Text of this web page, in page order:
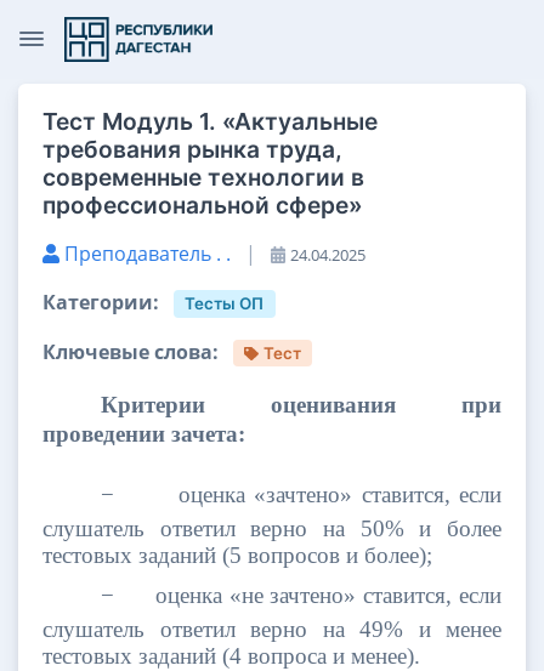
Тест Модуль 1. «Актуальные
требования рынка труда,
современные технологии в
профессиональной сфере»
Преподаватель . . | 24.04.2025
Категории: Тесты ОП
Ключевые слова: Тест
Критерии оценивания при
проведении зачета:
−
оценка «зачтено» ставится, если
слушатель ответил верно на 50% и более
тестовых заданий (5 вопросов и более);
−
оценка «не зачтено» ставится, если
слушатель ответил верно на 49% и менее
тестовых заданий (4 вопроса и менее).